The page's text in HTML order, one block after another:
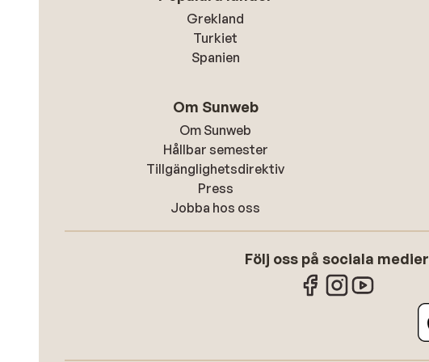
Grekland
Turkiet
Spanien
Om Sunweb
Om Sunweb
Hållbar semester
Tillgänglighetsdirektiv
Press
Jobba hos oss
Följ oss på sociala medier